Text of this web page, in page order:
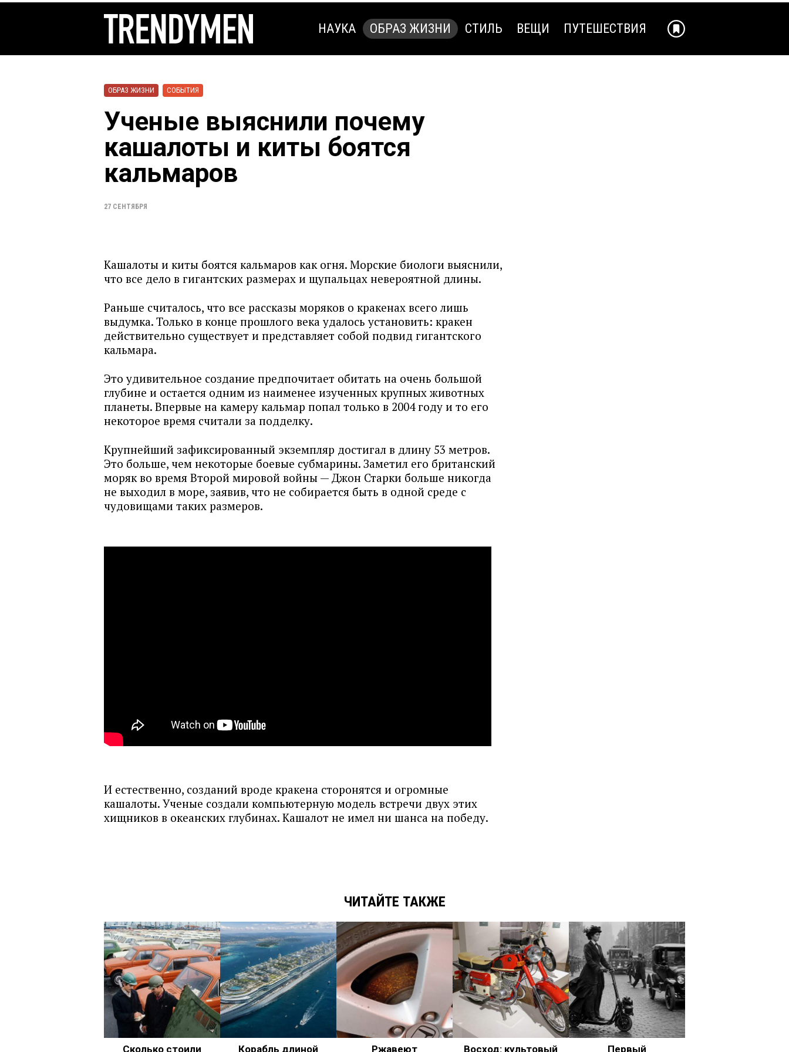
НАУКА ОБРАЗ ЖИЗНИ СТИЛЬ ВЕЩИ ПУТЕШЕСТВИЯ
ОБРАЗ ЖИЗНИ СОБЫТИЯ
Ученые выяснили почему
кашалоты и киты боятся
кальмаров
27 СЕНТЯБРЯ
Кашалоты и киты боятся кальмаров как огня. Морские биологи выяснили,
что все дело в гигантских размерах и щупальцах невероятной длины.
Раньше считалось, что все рассказы моряков о кракенах всего лишь
выдумка. Только в конце прошлого века удалось установить: кракен
действительно существует и представляет собой подвид гигантского
кальмара.
Это удивительное создание предпочитает обитать на очень большой
глубине и остается одним из наименее изученных крупных животных
планеты. Впервые на камеру кальмар попал только в 2004 году и то его
некоторое время считали за подделку.
Крупнейший зафиксированный экземпляр достигал в длину 53 метров.
Это больше, чем некоторые боевые субмарины. Заметил его британский
моряк во время Второй мировой войны — Джон Старки больше никогда
не выходил в море, заявив, что не собирается быть в одной среде с
чудовищами таких размеров.
И естественно, созданий вроде кракена сторонятся и огромные
кашалоты. Ученые создали компьютерную модель встречи двух этих
хищников в океанских глубинах. Кашалот не имел ни шанса на победу.
ЧИТАЙТЕ ТАКЖЕ
Сколько стоили Корабль длиной Ржавеют Восход: культовый Первый